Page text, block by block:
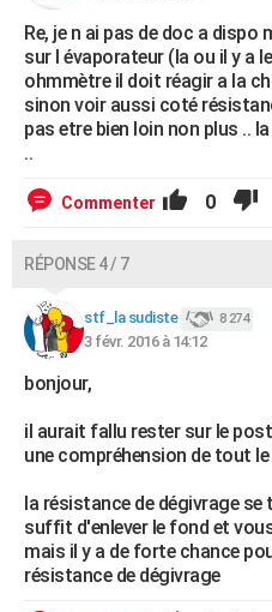
Re, je n ai pas de doc a
sur l évaporateur (la ou il y a
ohmmètre il doit réagir a la
sinon voir aussi coté
pas etre bien loin non plus ..
..
Commenter 0
RÉPONSE 4 / 7
stf_la sudiste 8 274
3 févr. 2016 à 14:12
bonjour,
il aurait fallu rester sur le
une compréhension de tout le
la résistance de dégivrage
suffit d'enlever le fond et
mais il y a de forte chance
résistance de dégivrage